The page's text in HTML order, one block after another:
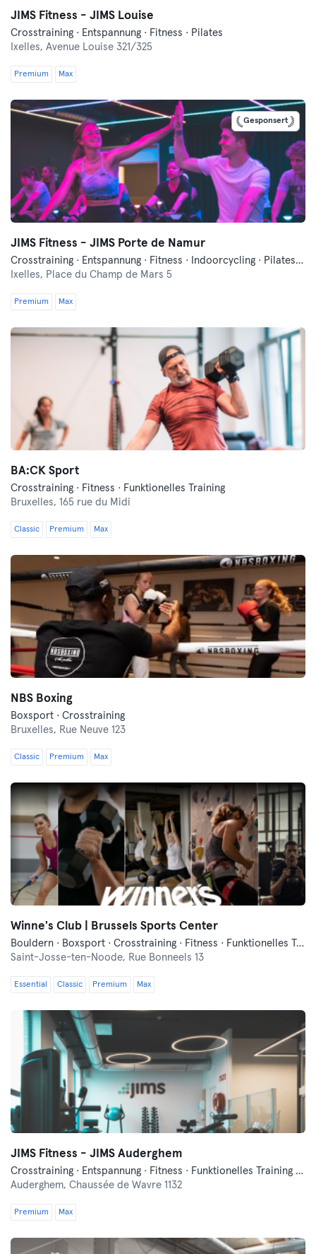
JIMS Fitness - JIMS Louise
Crosstraining · Entspannung · Fitness · Pilates
Ixelles, Avenue Louise 321/325
Premium Max
Gesponsert
JIMS Fitness - JIMS Porte de Namur
Crosstraining · Entspannung · Fitness · Indoorcycling · Pilates · Tanzen
Ixelles, Place du Champ de Mars 5
Premium Max
BA:CK Sport
Crosstraining · Fitness · Funktionelles Training
Bruxelles, 165 rue du Midi
Classic Premium Max
NBS Boxing
Boxsport · Crosstraining
Bruxelles, Rue Neuve 123
Classic Premium Max
Winne's Club | Brussels Sports Center
Bouldern · Boxsport · Crosstraining · Fitness · Funktionelles Training · Pilates · Squash · Yoga
Saint-Josse-ten-Noode, Rue Bonneels 13
Essential Classic Premium Max
JIMS Fitness - JIMS Auderghem
Crosstraining · Entspannung · Fitness · Funktionelles Training · Pilates · Tanzen
Auderghem, Chaussée de Wavre 1132
Premium Max